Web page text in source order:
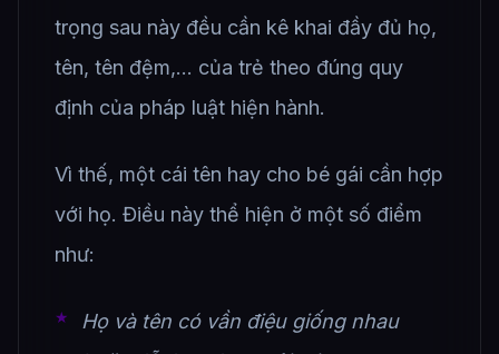
trọng sau này đều cần kê khai đầy đủ họ,
tên, tên đệm,… của trẻ theo đúng quy
định của pháp luật hiện hành.
Vì thế, một cái tên hay cho bé gái cần hợp
với họ. Điều này thể hiện ở một số điểm
như:
Họ và tên có vần điệu giống nhau